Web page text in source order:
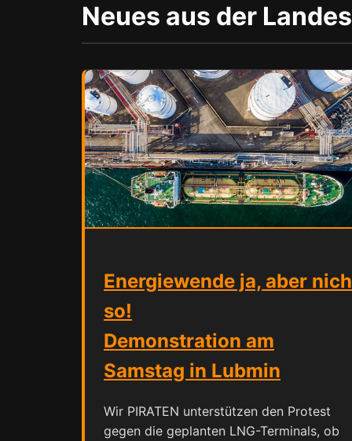
Neues aus der
Energiewende ja, aber
so!
Demonstration am
Samstag in Lubmin
Wir PIRATEN unterstützen den Protest
gegen die geplanten LNG-Terminals, ob